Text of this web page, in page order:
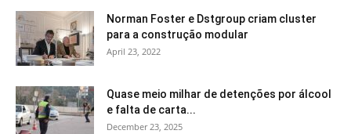
Norman Foster e Dstgroup criam cluster
para a construção modular
April 23, 2022
Quase meio milhar de detenções por álcool
e falta de carta...
December 23, 2025